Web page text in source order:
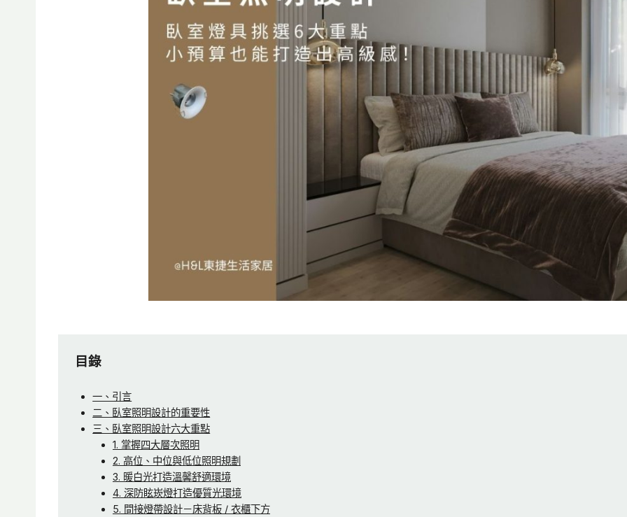
目錄
一、引言
二、臥室照明設計的重要性
三、臥室照明設計六大重點
1. 掌握四大層次照明
2. 高位、中位與低位照明規劃
3. 暖白光打造溫馨舒適環境
4. 深防眩崁燈打造優質光環境
5. 間接燈帶設計－床背板 / 衣櫃下方